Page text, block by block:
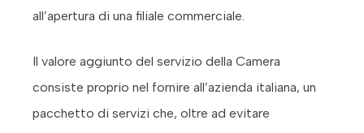
all’apertura di una filiale commerciale.
Il valore aggiunto del servizio della Camera
consiste proprio nel fornire all’azienda italiana, un
pacchetto di servizi che, oltre ad evitare